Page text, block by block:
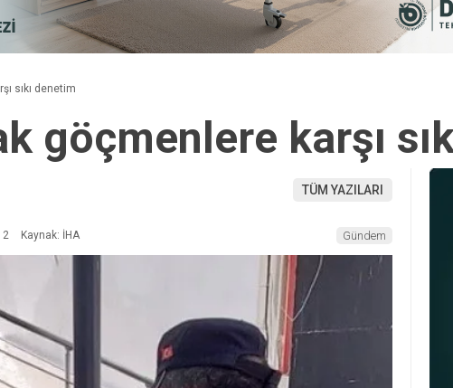
sıkı denetim
göçmenlere karşı
TÜM YAZILARI
Kaynak: İHA Gündem